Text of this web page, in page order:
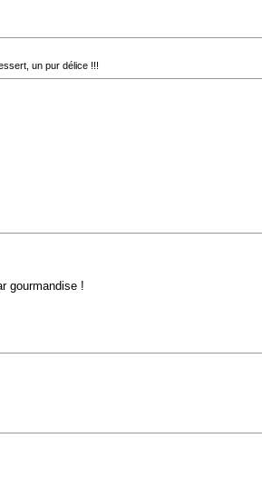
un pur délice !!!
gourmandise !